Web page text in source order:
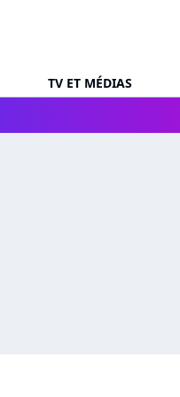
TV ET MÉDIAS